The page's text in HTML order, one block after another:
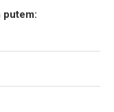
putem: